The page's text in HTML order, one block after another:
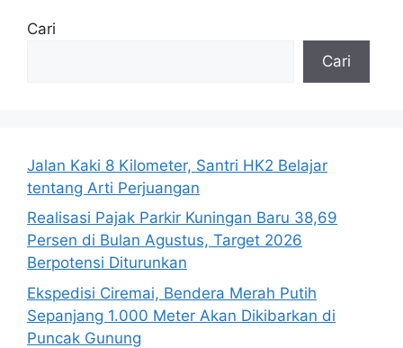
Cari
Cari
Jalan Kaki 8 Kilometer, Santri HK2 Belajar
tentang Arti Perjuangan
Realisasi Pajak Parkir Kuningan Baru 38,69
Persen di Bulan Agustus, Target 2026
Berpotensi Diturunkan
Ekspedisi Ciremai, Bendera Merah Putih
Sepanjang 1.000 Meter Akan Dikibarkan di
Puncak Gunung